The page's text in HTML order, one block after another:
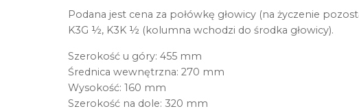
Podana jest cena za połówkę głowicy (na życzenie
K3G ½, K3K ½ (kolumna wchodzi do środka głowicy).
Szerokość u góry: 455 mm
Średnica wewnętrzna: 270 mm
Wysokość: 160 mm
Szerokość na dole: 320 mm